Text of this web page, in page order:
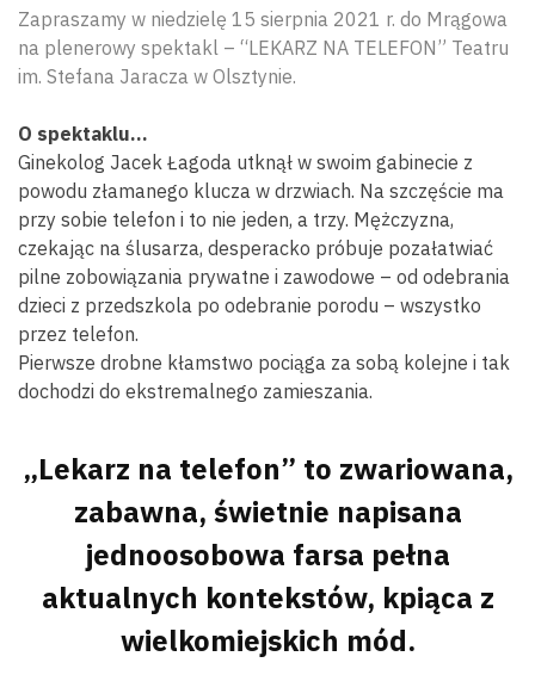
Zapraszamy w niedzielę 15 sierpnia 2021 r. do Mrągowa
na plenerowy spektakl – “LEKARZ NA TELEFON” Teatru
im. Stefana Jaracza w Olsztynie.
O spektaklu…
Ginekolog Jacek Łagoda utknął w swoim gabinecie z
powodu złamanego klucza w drzwiach. Na szczęście ma
przy sobie telefon i to nie jeden, a trzy. Mężczyzna,
czekając na ślusarza, desperacko próbuje pozałatwiać
pilne zobowiązania prywatne i zawodowe – od odebrania
dzieci z przedszkola po odebranie porodu – wszystko
przez telefon.
Pierwsze drobne kłamstwo pociąga za sobą kolejne i tak
dochodzi do ekstremalnego zamieszania.
„Lekarz na telefon” to zwariowana,
zabawna, świetnie napisana
jednoosobowa farsa pełna
aktualnych kontekstów, kpiąca z
wielkomiejskich mód.